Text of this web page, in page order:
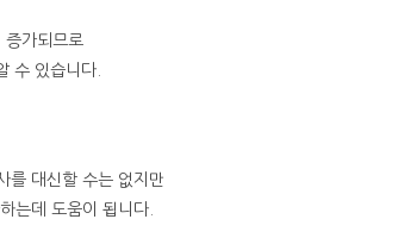
증가되므로
수 있습니다.
를 대신할 수는 없지만
는데 도움이 됩니다.